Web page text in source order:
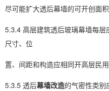
尽可能扩大透后幕墙的可开创面积
5.3.4 高层建筑透后玻璃幕墙每层
尺寸、位
置、间距和构造应相同开高层民
5.3.5 透后幕墙改造的气密性类别